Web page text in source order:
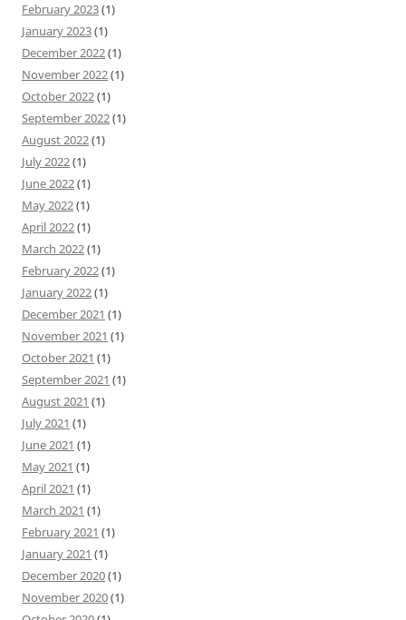
February 2023(1)
January 2023(1)
December 2022(1)
November 2022(1)
October 2022(1)
September 2022(1)
August 2022(1)
July 2022(1)
June 2022(1)
May 2022(1)
April 2022(1)
March 2022(1)
February 2022(1)
January 2022(1)
December 2021 (1)
November 2021 (1)
October 2021 (1)
September 2021 (1)
August 2021 (1)
July 2021 (1)
June 2021 (1)
May 2021 (1)
April 2021 (1)
March 2021 (1)
February 2021 (1)
January 2021 (1)
December 2020(1)
November 2020(1)